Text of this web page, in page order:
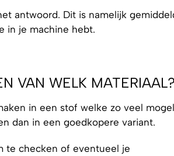
antwoord. Dit is namelijk
in je machine hebt.
VAN WELK MATERIAAL?
in een stof welke zo veel
dan in een goedkopere variant.
te checken of eventueel je